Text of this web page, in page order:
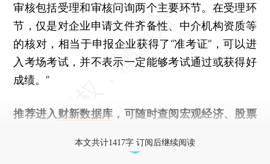
审核包括受理和审核问询两个主要环节。在受理环
节，仅是对企业申请文件齐备性、中介机构资质等
的核对，相当于申报企业获得了“准考证”，可以进
入考场考试，并不表示一定能够考试通过或获得好
成绩。”
推荐进入 财新数据库 ，可随时查阅宏观经济、股票
本文共计1417字 订阅后继续阅读